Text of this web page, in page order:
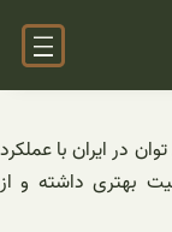
در ایران با عملکرد
بهتری داشته و از